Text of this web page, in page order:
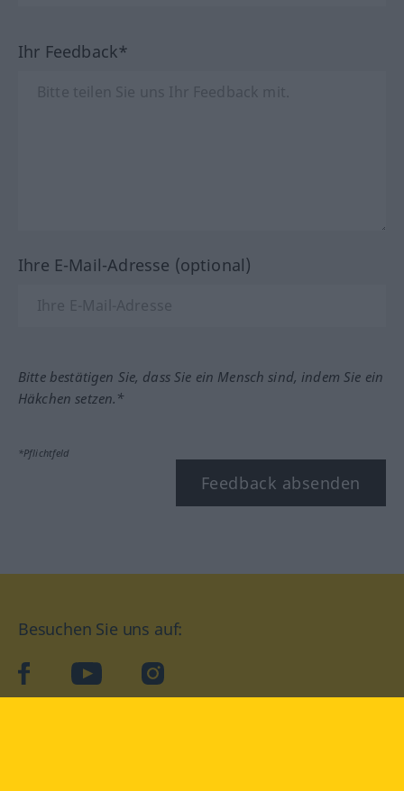
Ihr Feedback*
Ihre E-Mail-Adresse (optional)
Bitte bestätigen Sie, dass Sie ein Mensch sind, indem Sie ein
Häkchen setzen.*
*Pflichtfeld
Feedback absenden
Besuchen Sie uns auf:
facebookYouTube Instagram